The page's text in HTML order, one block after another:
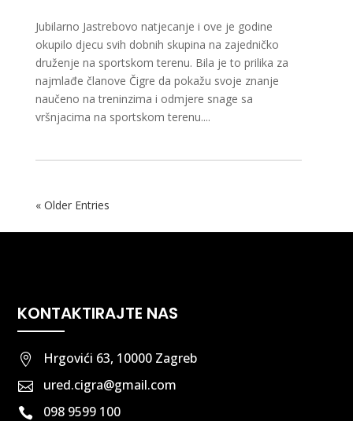
Jubilarno Jastrebovo natjecanje i ove je godine
okupilo djecu svih dobnih skupina na zajedničko
druženje na sportskom terenu. Bila je to prilika za
najmlađe članove Čigre da pokažu svoje znanje
naučeno na treninzima i odmjere snage sa
vršnjacima na sportskom terenu....
« Older Entries
KONTAKTIRAJTE NAS
 Hrgovići 63, 10000 Zagreb
 ured.cigra@gmail.com
 098 9599 100